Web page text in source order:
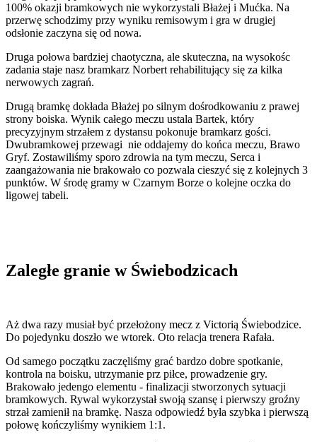
100% okazji bramkowych nie wykorzystali Błażej i Mućka. Na
przerwę schodzimy przy wyniku remisowym i gra w drugiej
odsłonie zaczyna się od nowa.
Druga połowa bardziej chaotyczna, ale skuteczna, na wysokośc
zadania staje nasz bramkarz Norbert rehabilitujący się za kilka
nerwowych zagrań.
Drugą bramkę dokłada Błażej po silnym dośrodkowaniu z prawej
strony boiska. Wynik całego meczu ustala Bartek, który
precyzyjnym strzałem z dystansu pokonuje bramkarz gości.
Dwubramkowej przewagi nie oddajemy do końca meczu, Brawo
Gryf. Zostawiliśmy sporo zdrowia na tym meczu, Serca i
zaangażowania nie brakowało co pozwala cieszyć się z kolejnych 3
punktów. W środę gramy w Czarnym Borze o kolejne oczka do
ligowej tabeli.
Zaległe granie w Świebodzicach
Aż dwa razy musiał być przełożony mecz z Victorią Świebodzice.
Do pojedynku doszło we wtorek. Oto relacja trenera Rafała.
Od samego początku zaczęliśmy grać bardzo dobre spotkanie,
kontrola na boisku, utrzymanie prz piłce, prowadzenie gry.
Brakowało jedengo elementu - finalizacji stworzonych sytuacji
bramkowych. Rywal wykorzystał swoją szansę i pierwszy groźny
strzał zamienił na bramkę. Nasza odpowiedź była szybka i pierwszą
połowę kończyliśmy wynikiem 1:1.